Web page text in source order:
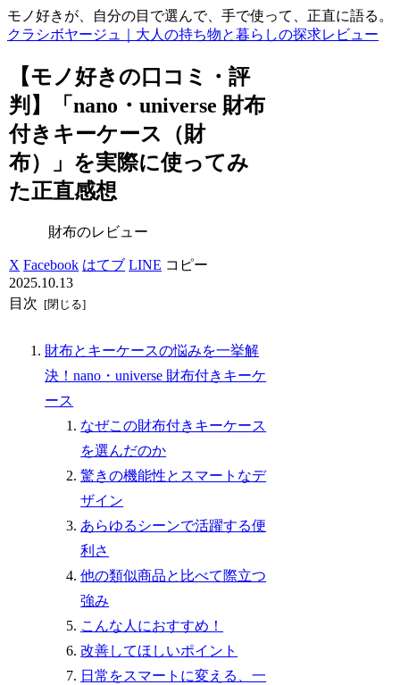
モノ好きが、自分の目で選んで、手で使って、正直に語る。
クラシボヤージュ｜大人の持ち物と暮らしの探求レビュー
【モノ好きの口コミ・評
判】「nano・universe 財布
付きキーケース（財
布）」を実際に使ってみ
た正直感想
財布のレビュー
X Facebook はてブ LINE コピー
2025.10.13
目次
財布とキーケースの悩みを一挙解
決！nano・universe 財布付きキーケ
ース
なぜこの財布付きキーケース
を選んだのか
驚きの機能性とスマートなデ
ザイン
あらゆるシーンで活躍する便
利さ
他の類似商品と比べて際立つ
強み
こんな人におすすめ！
改善してほしいポイント
日常をスマートに変える、一